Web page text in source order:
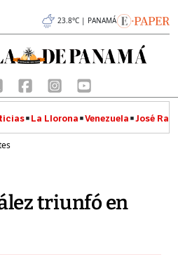
23.8°C | PANAMÁ
La Llorona Venezuela José
triunfó en